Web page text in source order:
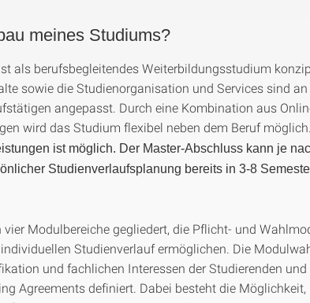
meines Studiums?
als berufsbegleitendes Weiterbildungsstudium
sowie die Studienorganisation und Services sind
angepasst. Durch eine Kombination aus
wird das Studium flexibel neben dem Beruf
ist möglich. Der Master-Abschluss kann je
Studienverlaufsplanung bereits in 3-8
Modulbereiche gegliedert, die Pflicht- und
Studienverlauf ermöglichen. Die
und fachlichen Interessen der Studierenden
Agreements definiert. Dabei besteht die Möglichkeit,